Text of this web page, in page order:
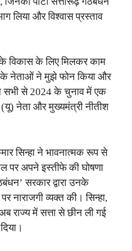
लिया और विश्वास प्रस्ताव
विकास के लिए मिलकर काम
नेताओं ने मुझे फोन किया और
सभी से 2024 के चुनाव में एक
नेता और मुख्यमंत्री नीतीश
सिन्हा ने भावनात्मक रूप से
अपने इस्तीफे की घोषणा
सरकार द्वारा उनके
नाराजगी व्यक्त की। सिन्हा,
राज्य में सत्ता से छीन ली गई